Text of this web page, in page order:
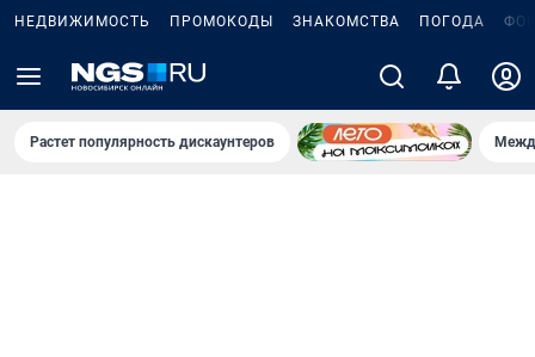
НЕДВИЖИМОСТЬ ПРОМОКОДЫ ЗНАКОМСТВА ПОГОДА
Растет популярность дискаунтеров